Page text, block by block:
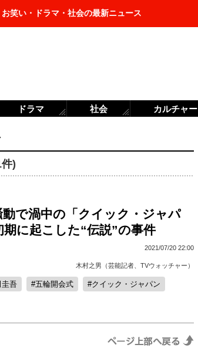
笑い・ドラマ・社会の最新ニュース
)
動で渦中の「クイック・ジャパ
期に起こした“伝説”の事件
2021/07/20 22:00
木村之男（芸能記者、TVウォッチャー）
圭吾 五輪開会式 クイック・ジャパン
ドラマ 社会 カルチャー